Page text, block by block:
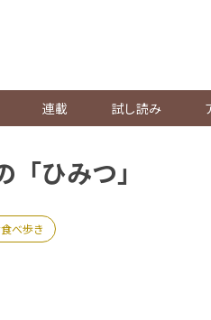
連載 試し読み
ひみつ」
食べ歩き